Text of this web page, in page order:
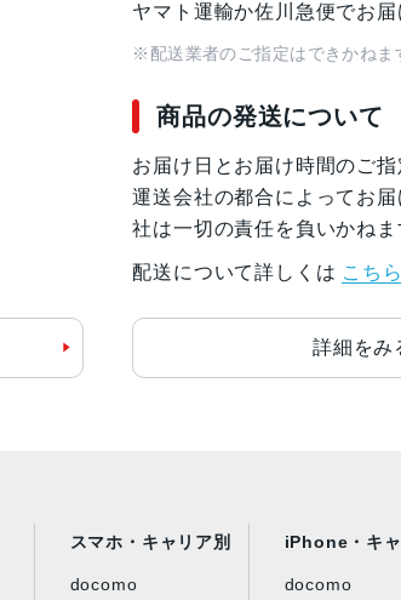
ヤマト運輸か佐川急便でお届
※配送業者のご指定はできかねま
商品の発送について
お届け日とお届け時間のご指
運送会社の都合によってお
社は一切の責任を負いかねま
配送について詳しくは こちら
詳細をみ
スマホ・キャリア別
docomo
iPhone・キャ
docomo